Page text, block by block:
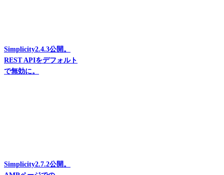
Simplicity2.4.3公開。
REST APIをデフォルト
で無効に。
Simplicity2.7.2公開。